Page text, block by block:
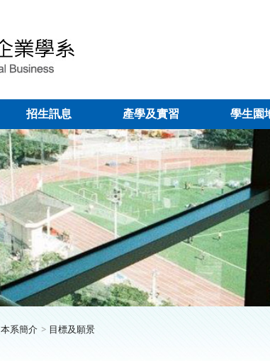
招生訊息 產學及實習 學生園
本系簡介 目標及願景